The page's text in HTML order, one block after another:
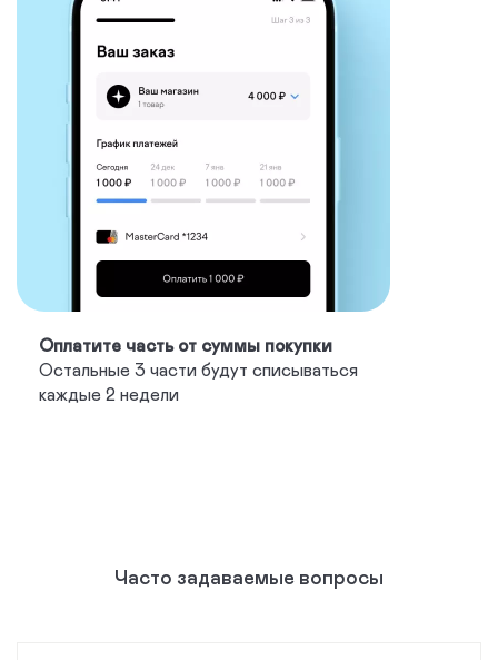
Оплатите часть от суммы покупки
Остальные 3 части будут списываться
каждые 2 недели
Часто задаваемые вопросы